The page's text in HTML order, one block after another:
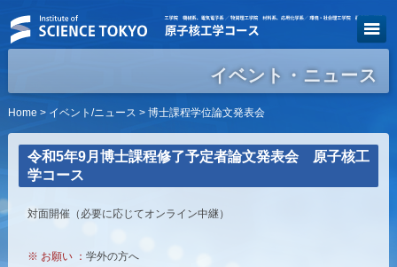
イベント・ニュース
Home > イベント/ニュース > 博士課程学位論文発表会
令和5年9月博士課程修了予定者論文発表会 原子核工
学コース
対面開催（必要に応じてオンライン中継）
※ お願い ： 学外の方へ